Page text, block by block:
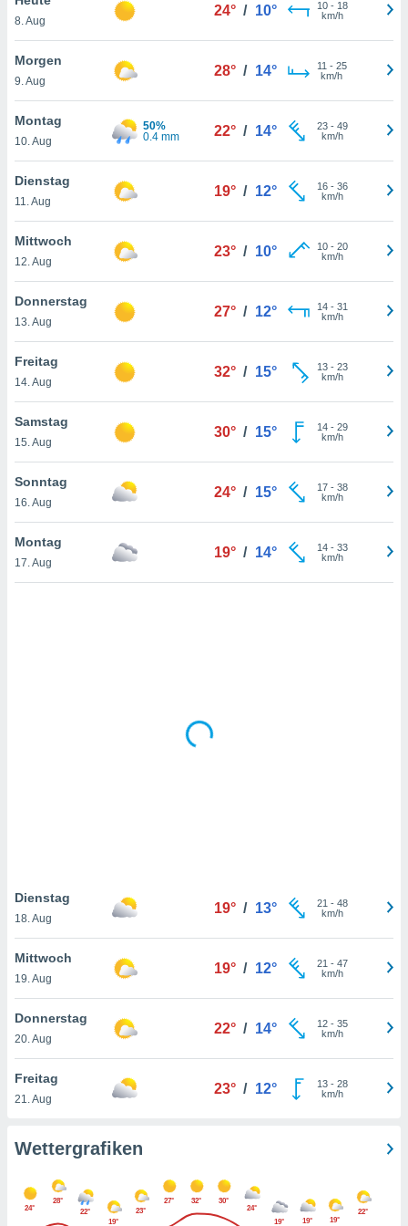
oder
Partner
es uns
das
der
Profil zu
Ihnen
finden
. Sie
jederzeit
Rand
können
von
und
klicken.
und
8. Aug
24° / 10° 10- 18
km/h
Morgen
9. Aug
28° / 14° 11 - 25
km/h
Montag
10. Aug
50%
0.4 mm
22° / 14° 23- 49
km/h
Dienstag
11. Aug
19° / 12° 16- 36
km/h
Mittwoch
12. Aug
23° / 10° 10- 20
km/h
Donnerstag
13. Aug
27° / 12° 14- 31
km/h
Freitag
14. Aug
32° / 15° 13- 23
km/h
Samstag
15. Aug
30° / 15° 14- 29
km/h
Sonntag
16. Aug
24° / 15° 17- 38
km/h
Montag
17. Aug
19° / 14° 14- 33
km/h
Dienstag
18. Aug
19° / 13° 21 - 48
km/h
Mittwoch
19. Aug
19° / 12° 21 - 47
km/h
Donnerstag
20. Aug
22° / 14° 12- 35
km/h
Freitag
21. Aug
23° / 12° 13- 28
km/h
Wettergrafiken
24°
28°
22°
19°
23°
27° 32°
30°
24°
19°
19° 19°
22°